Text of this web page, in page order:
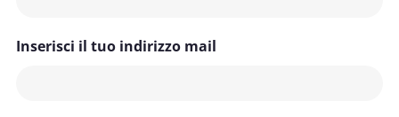
Inserisci il tuo indirizzo mail